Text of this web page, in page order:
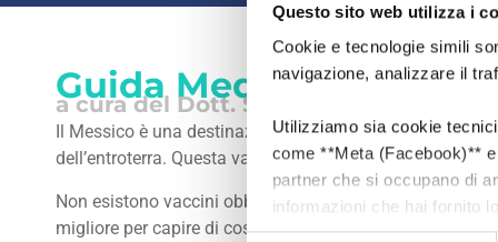
Questo sito web utilizza i
Cookie e tecnologie simili
navigazione, analizzare il
Utilizziamo sia cookie
come **Meta (Facebook)**
partner che si occupano di
informazioni che hai fornito
comportare il trasferimento
Guida Medica
a cura del Dott. Silvio Candelori,
Il Messico è una destinazione straordinariamente
dell’entroterra. Questa varietà si riflette anche nel
Non esistono vaccini obbligatori per l’ingresso in
migliore per capire di cosa hai bisogno in base a dove